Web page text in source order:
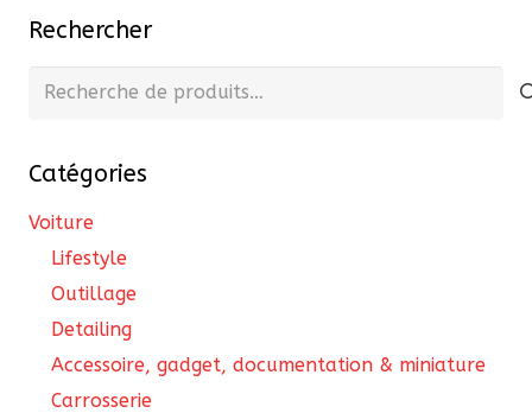
Rechercher
Recherche
Catégories
Voiture
Lifestyle
Outillage
Detailing
Accessoire, gadget, documentation & miniature
Carrosserie